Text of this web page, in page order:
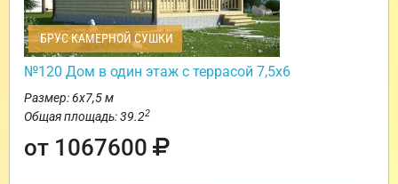
БРУС КАМЕРНОЙ СУШКИ
№120 Дом в один этаж с террасой 7,5х6
Размер: 6х7,5 м
Общая площадь: 39.22
от 1067600